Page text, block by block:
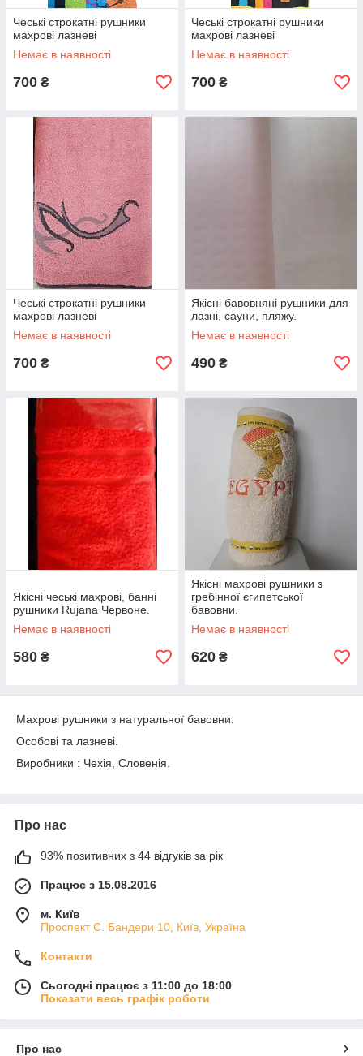
Чеські строкатні рушники
махрові лазневі
Немає в наявності
700 ₴
Чеські строкатні рушники
махрові лазневі
Немає в наявності
700 ₴
Чеські строкатні рушники
махрові лазневі
Немає в наявності
700 ₴
Якісні бавовняні рушники для
лазні, сауни, пляжу.
Немає в наявності
490 ₴
Якісні чеські махрові, банні
рушники Rujana Червоне.
Немає в наявності
580 ₴
Якісні махрові рушники з
гребінної єгипетської
бавовни.
Немає в наявності
620 ₴
Махрові рушники з натуральної бавовни.
Особові та лазневі.
Виробники : Чехія, Словенія.
Про нас
93% позитивних з 44 відгуків за рік
Працює з 15.08.2016
м. Київ
Проспект С. Бандери 10, Київ, Україна
Контакти
Сьогодні працює з 11:00 до 18:00
Показати весь графік роботи
Про нас